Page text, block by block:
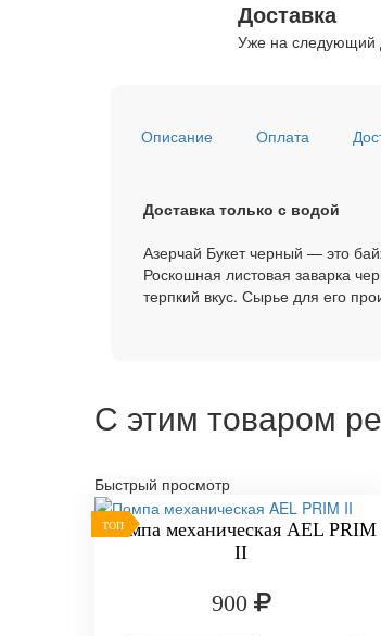
Доставка
Уже на следующий
Описание Оплата
Доставка только с водой
Азерчай Букет черный — это
Роскошная листовая заварка
терпкий вкус. Сырье для его
С этим товаром
Быстрый просмотр
ТОП
Помпа механическая AEL PRIM
II
900